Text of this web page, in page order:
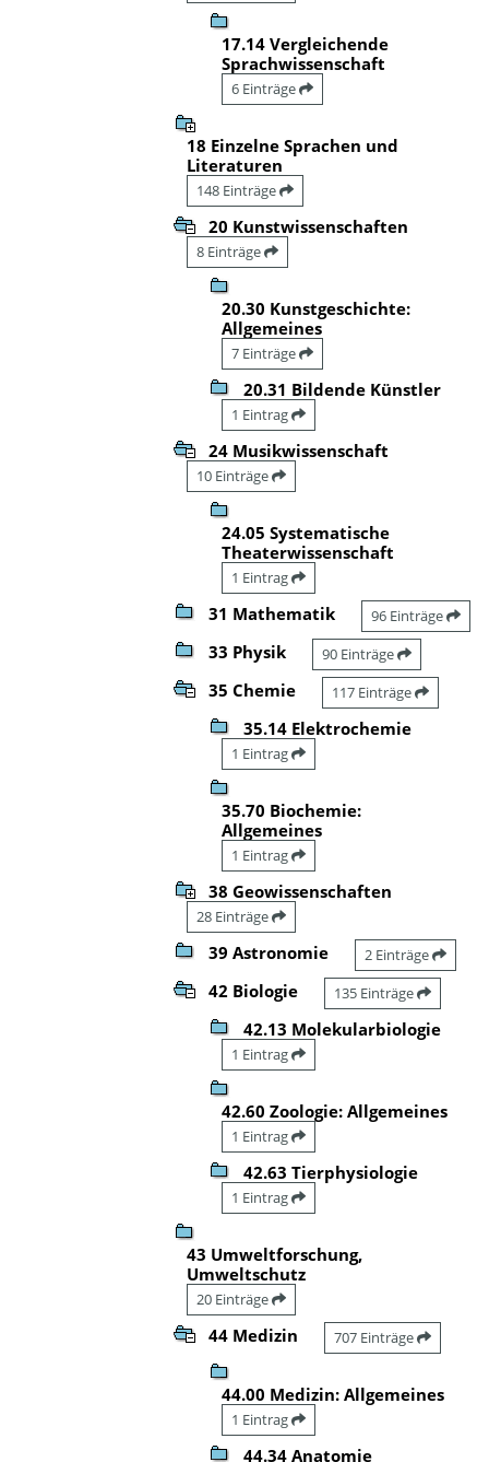
17.14 Vergleichende
Sprachwissenschaft
6 Einträge
18 Einzelne Sprachen und
Literaturen
148 Einträge
20 Kunstwissenschaften
8 Einträge
20.30 Kunstgeschichte:
Allgemeines
7 Einträge
20.31 Bildende Künstler
1 Eintrag
24 Musikwissenschaft
10 Einträge
24.05 Systematische
Theaterwissenschaft
1 Eintrag
31 Mathematik 96 Einträge
33 Physik 90 Einträge
35 Chemie 117 Einträge
35.14 Elektrochemie
1 Eintrag
35.70 Biochemie:
Allgemeines
1 Eintrag
38 Geowissenschaften
28 Einträge
39 Astronomie 2 Einträge
42 Biologie 135 Einträge
42.13 Molekularbiologie
1 Eintrag
42.60 Zoologie: Allgemeines
1 Eintrag
42.63 Tierphysiologie
1 Eintrag
43 Umweltforschung,
Umweltschutz
20 Einträge
44 Medizin 707 Einträge
44.00 Medizin: Allgemeines
1 Eintrag
44.34 Anatomie